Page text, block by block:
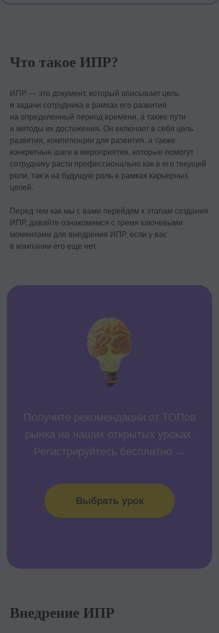
Что такое ИПР?
ИПР — это документ, который описывает цель
и задачи сотрудника в рамках его развития
на определенный период времени, а также пути
и методы их достижения. Он включает в себя цель
развития, компетенции для развития, а также
конкретные шаги и мероприятия, которые помогут
сотруднику расти профессионально как в его текущей
роли, так и на будущую роль в рамках карьерных
целей.
Перед тем как мы с вами перейдем к этапам создания
ИПР, давайте ознакомимся с тремя ключевыми
моментами для внедрения ИПР, если у вас
в компании его еще нет.
Регистрируйтесь бесплатно →
Внедрение ИПР